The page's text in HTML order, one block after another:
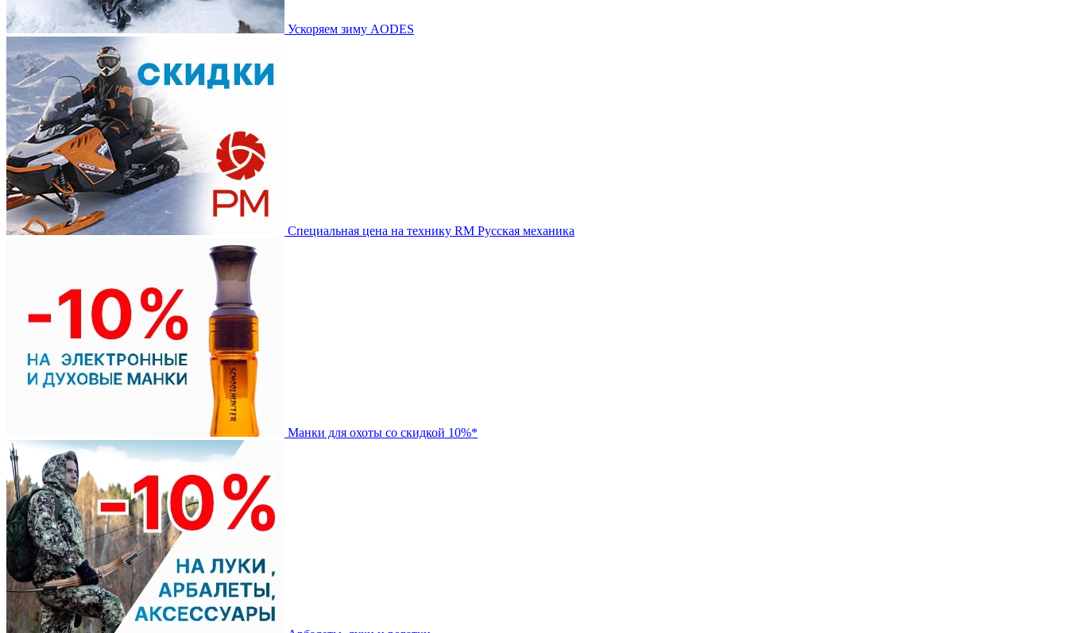
Ускоряем зиму AODES
Специальная цена на технику RM Русская механика
Манки для охоты со скидкой 10%*